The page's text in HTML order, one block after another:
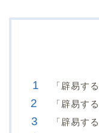
「辟易す
「辟易す
「辟易す